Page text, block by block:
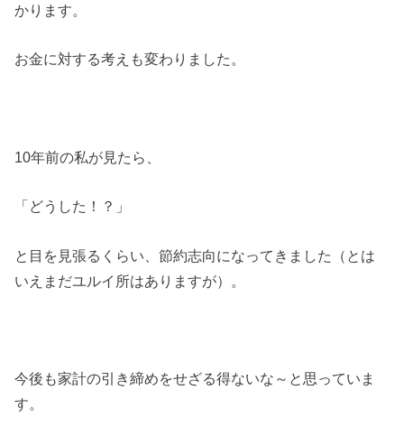
かります。
お金に対する考えも変わりました。
10年前の私が見たら、
「どうした！？」
と目を見張るくらい、節約志向になってきました（とは
いえまだユルイ所はありますが）。
今後も家計の引き締めをせざる得ないな～と思っていま
す。